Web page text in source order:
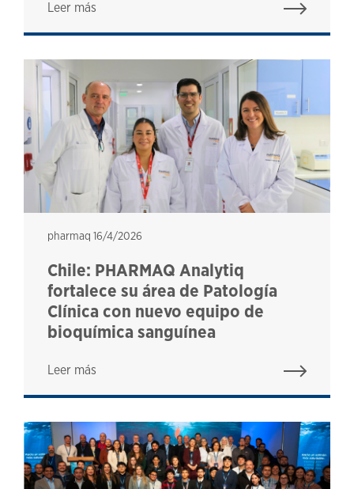
Leer más
pharmaq
pharmaq 16/4/2026
Chile: PHARMAQ Analytiq
fortalece su área de Patología
Clínica con nuevo equipo de
bioquímica sanguínea
Leer más